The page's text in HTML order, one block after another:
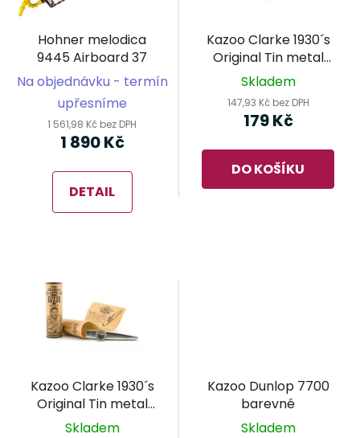
kp
d
Hohner melodica
9445 Airboard 37
Na objednávku - termín
upřesníme
1 561,98 Kč bez DPH
1 890 Kč
DETAIL
Kazoo Clarke 1930´s
Original Tin metal
gold
Skladem
147,93 Kč bez DPH
179 Kč
DO KOŠÍKU
Kazoo Clarke 1930´s
Original Tin metal
silver
Skladem
Kazoo Dunlop 7700
barevné
Skladem